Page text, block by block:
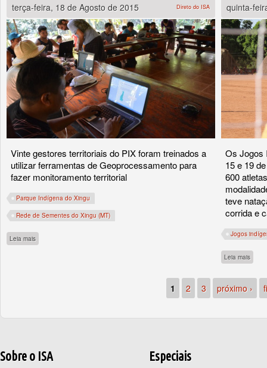
terça-feira, 18 de Agosto de 2015
Direto do ISA
Vinte gestores territoriais do PIX foram treinados a
utilizar ferramentas de Geoprocessamento para
fazer monitoramento territorial
Parque Indígena do Xingu
Rede de Sementes do Xingu (MT)
Leia mais sobre Indígenas do PIX aprendem ferramentas de Geoprocessamento para
quinta-
Os Jogos
15 e 19
600
teve
corrida e
Jogos
Leia mais
1 2 3 próximo ›
Sobre o ISA Especiais